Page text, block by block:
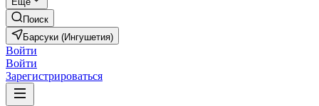
Поиск
Барсуки (Ингушетия)
Войти
Войти
Зарегистрироваться